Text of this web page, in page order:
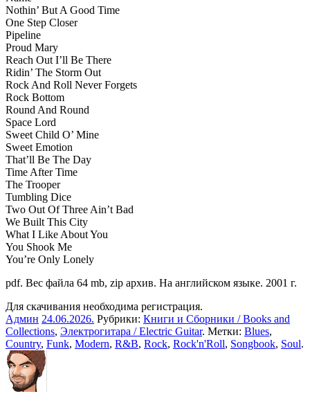
Nothin’ But A Good Time
One Step Closer
Pipeline
Proud Mary
Reach Out I’ll Be There
Ridin’ The Storm Out
Rock And Roll Never Forgets
Rock Bottom
Round And Round
Space Lord
Sweet Child O’ Mine
Sweet Emotion
That’ll Be The Day
Time After Time
The Trooper
Tumbling Dice
Two Out Of Three Ain’t Bad
We Built This City
What I Like About You
You Shook Me
You’re Only Lonely
pdf. Вес файла 64 mb, zip архив. На английском языке. 2001 г.
Для скачивания необходима регистрация.
Админ 24.06.2026. Рубрики: Книги и Сборники / Books and
Collections, Электрогитара / Electric Guitar. Метки: Blues,
Country, Funk, Modern, R&B, Rock, Rock'n'Roll, Songbook, Soul.